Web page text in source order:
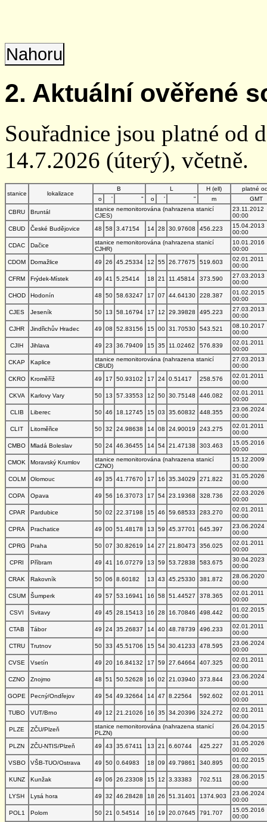
Nahoru
2. Aktuální ověřené
Souřadnice jsou platné od
14.7.2026 (úterý), včetně.
stanice lokalizace
B L H (ell)
platné
o
' " o ' " m
GMT
CBRU
Bruntál
stanice nemonitorována (nahrazena stanicí
CJES)
23.11.2012
00:00
CBUD
České Budějovice 48 58 3.47154 14 28 30.97608 456.223
15.04.2013
00:00
CDAC
Dačice
stanice nemonitorována (nahrazena stanicí
CJHR)
10.01.2016
00:00
CDOM
Domažlice 49 26 45.25334 12 55 26.77675 519.603
02.01.2011
00:00
CFRM
Frýdek-Místek 49 41 5.25414 18 21 11.45814 373.590
27.03.2013
00:00
CHOD
Hodonín 48 50 58.63247 17 07 44.64130 228.387
01.02.2015
00:00
CJES
Jeseník 50 13 58.16794 17 12 29.39828 495.223
27.03.2013
00:00
CJHR
Jindřichův Hradec 49 08 52.83156 15 00 31.70530 543.521
08.10.2017
00:00
CJIH
Jihlava 49 23 36.79409 15 35 11.02462 576.839
02.01.2011
00:00
CKAP
Kaplice
stanice nemonitorována (nahrazena stanicí
CBUD)
27.03.2013
00:00
CKRO
Kroměříž 49 17 50.93102 17 24 0.51417 258.576
02.01.2011
00:00
CKVA
Karlovy Vary 50 13 57.33553 12 50 30.75148 446.082
02.01.2011
00:00
CLIB
Liberec 50 46 18.12745 15 03 35.60832 448.355
23.06.2024
00:00
CLIT
Litoměřice 50 32 24.98638 14 08 24.90019 243.275
02.01.2011
00:00
CMBO
Mladá Boleslav 50 24 46.36455 14 54 21.47138 303.463
15.05.2016
00:00
CMOK
Moravský Krumlov
stanice nemonitorována (nahrazena stanicí
CZNO)
15.12.2009
00:00
COLM
Olomouc 49 35 41.77670 17 16 35.34029 271.822
31.05.2026
00:00
COPA
Opava 49 56 16.37073 17 54 23.19368 328.736
22.03.2026
00:00
CPAR
Pardubice 50 02 22.37198 15 46 59.68533 283.270
02.01.2011
00:00
CPRA
Prachatice 49 00 51.48178 13 59 45.37701 645.397
23.06.2024
00:00
CPRG
Praha 50 07 30.82619 14 27 21.80473 356.025
02.01.2011
00:00
CPRI
Příbram 49 41 16.07279 13 59 53.72838 583.675
30.04.2023
00:00
CRAK
Rakovník 50 06 8.60182 13 43 45.25330 381.872
28.06.2020
00:00
CSUM
Šumperk 49 57 53.16941 16 58 51.44527 378.365
02.01.2011
00:00
CSVI
Svitavy 49 45 28.15413 16 28 16.70846 498.442
01.02.2015
00:00
CTAB
Tábor 49 24 35.26837 14 40 48.78739 496.233
02.01.2011
00:00
CTRU
Trutnov 50 33 45.51706 15 54 30.41233 478.595
23.06.2024
00:00
CVSE
Vsetín 49 20 16.84132 17 59 27.64664 407.325
02.01.2011
00:00
CZNO
Znojmo 48 51 50.52628 16 02 21.03940 373.844
23.06.2024
00:00
GOPE
Pecný/Ondřejov 49 54 49.32664 14 47 8.22564 592.602
02.01.2011
00:00
TUBO
VUT/Brno 49 12 21.21026 16 35 34.20396 324.272
02.01.2011
00:00
PLZE
ZČU/Plzeň
stanice nemonitorována (nahrazena stanicí
PLZN)
26.04.2015
00:00
PLZN
ZČU-NTIS/Plzeň 49 43 35.67411 13 21 6.60744 425.227
31.05.2026
00:00
VSBO
VŠB-TUO/Ostrava 49 50 0.64983 18 09 49.79861 340.895
01.02.2015
00:00
KUNZ
Kunžak 49 06 26.23308 15 12 3.33383 702.511
28.06.2015
00:00
LYSH
Lysá hora 49 32 46.28428 18 26 51.31401 1374.903
23.06.2024
00:00
POL1
Polom 50 21 0.54514 16 19 20.07645 791.707
15.05.2016
00:00